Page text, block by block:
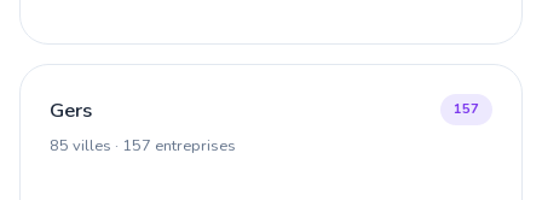
Gers
85 villes · 157 entreprises
157